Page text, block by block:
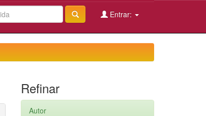
Entrar:
Refinar
Autor